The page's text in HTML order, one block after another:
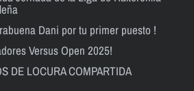
Dani por tu primer puesto !
Versus Open 2025!
DE LOCURA COMPARTIDA